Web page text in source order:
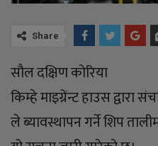
Share
सौल दक्षिण कोरिया
किम्हे माइग्रेंन्ट हाउस द्वारा
ले ब्यावस्थापन गर्ने शिप